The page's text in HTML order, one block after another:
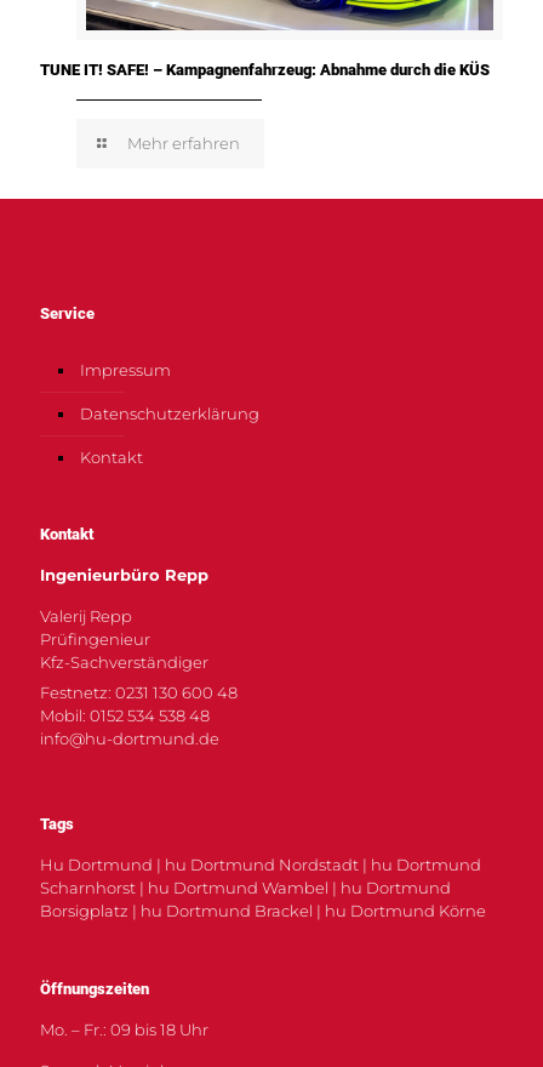
TUNE IT! SAFE! – Kampagnenfahrzeug: Abnahme durch die KÜS
Mehr erfahren
Service
Impressum
Datenschutzerklärung
Kontakt
Kontakt
Ingenieurbüro Repp
Valerij Repp
Prüfingenieur
Kfz-Sachverständiger
Festnetz: 0231 130 600 48
Mobil: 0152 534 538 48
info@hu-dortmund.de
Tags
Hu Dortmund | hu Dortmund Nordstadt | hu Dortmund
Scharnhorst | hu Dortmund Wambel | hu Dortmund
Borsigplatz | hu Dortmund Brackel | hu Dortmund Körne
Öffnungszeiten
Mo. – Fr.: 09 bis 18 Uhr